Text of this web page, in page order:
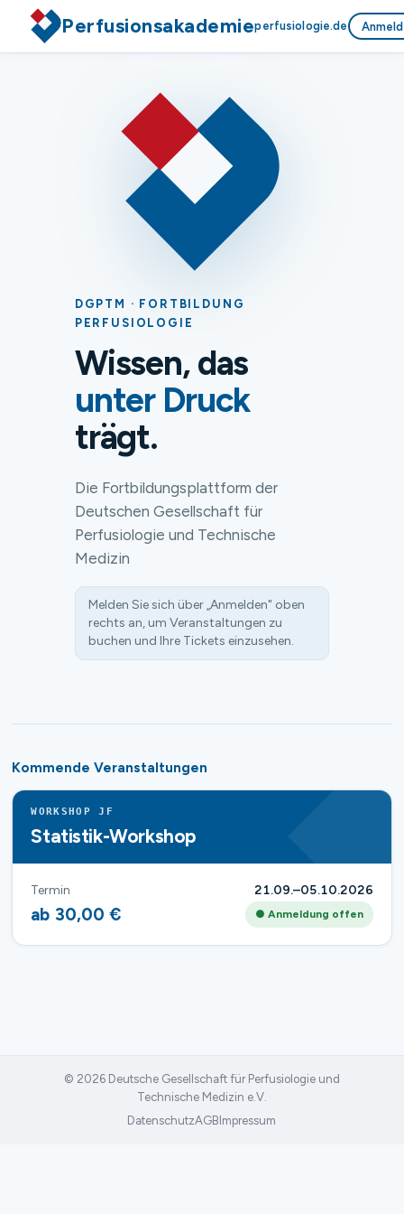
Perfusionsakademieperfusiologie.de
DGPTM · FORTBILDUNG
PERFUSIOLOGIE
Wissen, das
unter Druck
trägt.
Die Fortbildungsplattform der
Deutschen Gesellschaft für
Perfusiologie und Technische
Medizin
Melden Sie sich über „Anmelden" oben
rechts an, um Veranstaltungen zu
buchen und Ihre Tickets einzusehen.
Kommende Veranstaltungen
WORKSHOP JF
Statistik-Workshop
Termin 21.09.–05.10.2026
ab 30,00 € ● Anmeldung offen
© 2026 Deutsche Gesellschaft für Perfusiologie und
Technische Medizin e.V.
DatenschutzAGB Impressum